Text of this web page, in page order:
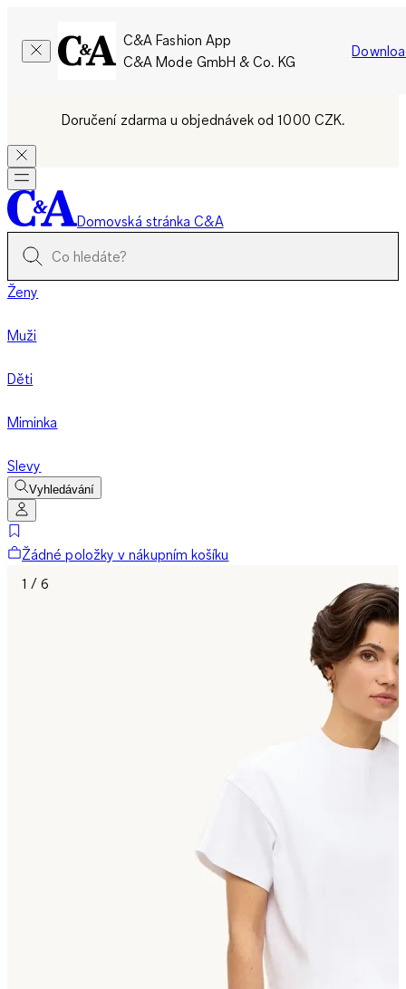
C&A Fashion App
C&A Mode GmbH & Co. KG
Doručení zdarma u objednávek od 1000 CZK.
Domovská stránka C&A
Ženy
Muži
Děti
Miminka
Slevy
Vyhledávání
Žádné položky v nákupním košíku
1 / 6